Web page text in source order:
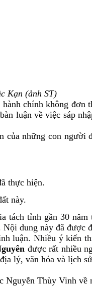
Kạn (ảnh ST)
chính không đơn
luận về việc sáp
những con
thực hiện.
này.
tỉnh gần 30
dung này đã được
luận. Nhiều ý
được rất nhiều
lý, văn hóa và lịch
Nguyễn Thùy Vinh về